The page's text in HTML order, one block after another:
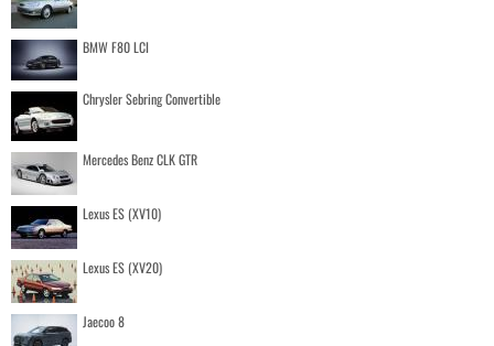
BMW F80 LCI
Chrysler Sebring Convertible
Mercedes Benz CLK GTR
Lexus ES (XV10)
Lexus ES (XV20)
Jaecoo 8